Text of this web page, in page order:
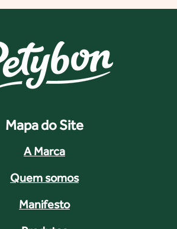
Mapa do Site
A Marca
Quem somos
Manifesto